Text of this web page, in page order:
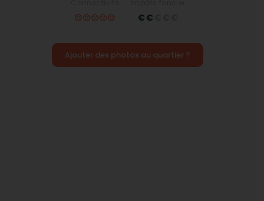
Ajouter des photos au quartier ?